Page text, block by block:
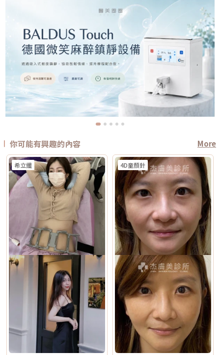
你可能有興趣的內容 More
希立纖 4D童顏針